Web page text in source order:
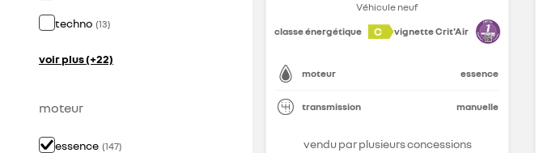
techno (13)
voir plus (+22)
moteur
essence (147)
Véhicule neuf
classe énergétique
C vignette Crit'Air
moteur essence
transmission manuelle
vendu par plusieurs concessions